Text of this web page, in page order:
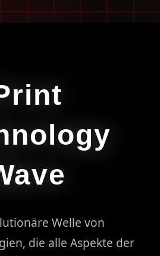
Welle von
die alle Aspekte der